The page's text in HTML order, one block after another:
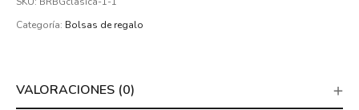
Categoría: Bolsas de regalo
VALORACIONES (0)